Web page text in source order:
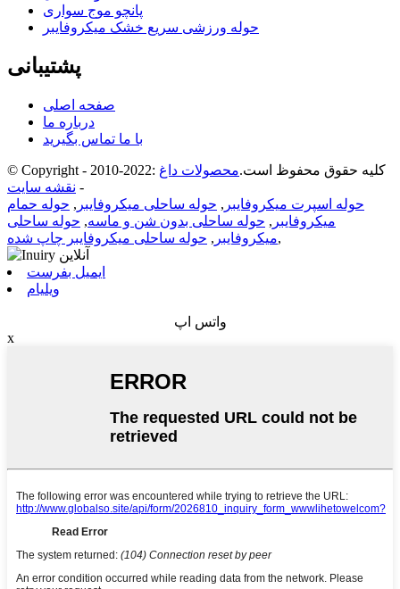
پانچو موج سواری
حوله ورزشی سریع خشک میکروفایبر
پشتیبانی
صفحه اصلی
درباره ما
با ما تماس بگیرید
© Copyright - 2010-2022: کلیه حقوق محفوظ است. محصولات داغ
- نقشه سایت
حوله اسپرت میکروفایبر , حوله ساحلی میکروفایبر , حوله حمام
میکروفایبر , حوله ساحلی بدون شن و ماسه, حوله ساحلی
میکروفایبر , حوله ساحلی میکروفایبر چاپ شده ,
ایمیل بفرست
ویلیام
واتس اپ
x